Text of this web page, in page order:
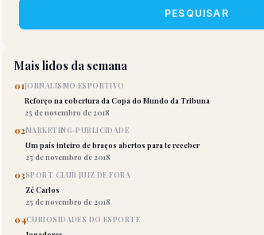
PESQUISAR
Mais lidos da semana
01JORNALISMO ESPORTIVO
Reforço na cobertura da Copa do Mundo da Tribuna
25 de novembro de 2018
02MARKETING-PUBLICIDADE
Um país inteiro de braços abertos para te receber
25 de novembro de 2018
03SPORT CLUB JUIZ DE FORA
Zé Carlos
25 de novembro de 2018
04CURIOSIDADES DO ESPORTE